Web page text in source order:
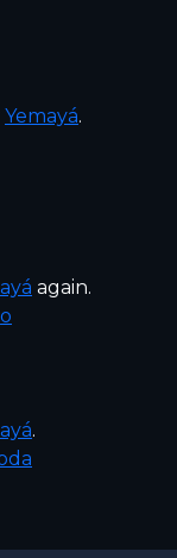
Yemayá.
again.
.